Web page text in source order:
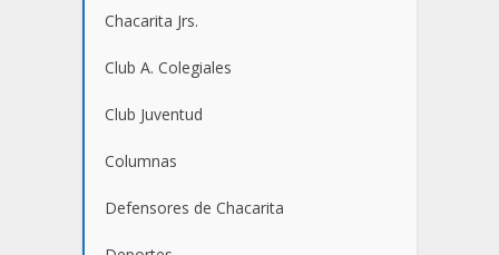
Chacarita Jrs.
Club A. Colegiales
Club Juventud
Columnas
Defensores de Chacarita